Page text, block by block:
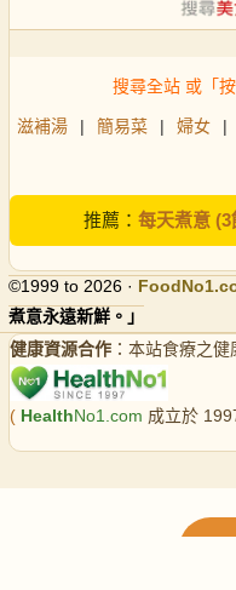
搜尋全站 或「
滋補湯 | 簡易菜 | 婦女 |
推薦： 每天煮意 (3
©1999 to 2026 · FoodNo1
煮意永遠新鮮。」
健康資源合作 ：本站食療之
( HealthNo1.com 成立於